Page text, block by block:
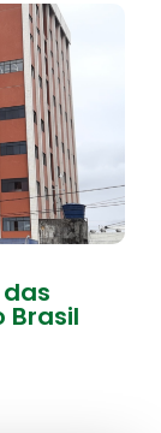
Brasil